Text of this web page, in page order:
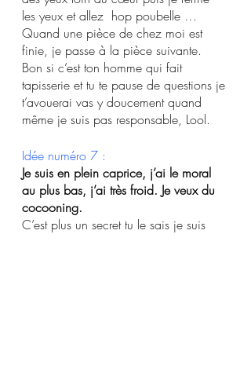
les yeux et allez  hop poubelle …
Quand une pièce de chez moi est
finie, je passe à la pièce suivante.
Bon si c’est ton homme qui fait
tapisserie et tu te pause de questions je
t’avouerai vas y doucement quand
même je suis pas responsable, Lool.
Idée numéro 7 :
Je suis en plein caprice, j’ai le moral
au plus bas, j’ai très froid. Je veux du
cocooning.
C’est plus un secret tu le sais je suis